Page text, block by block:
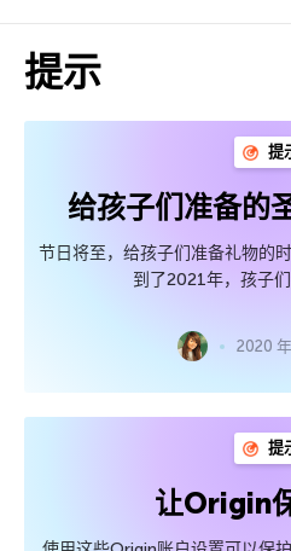
提示
提
给孩子们准备的
节日将至，给孩子们准备礼物的
到了2021年，孩子
2020
提
让Origin